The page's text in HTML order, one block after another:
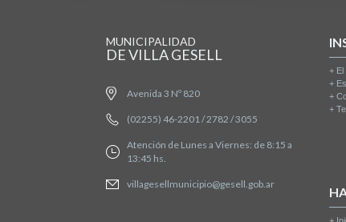
MUNICIPALIDAD
DE VILLA GESELL
Avenida 3 Nº 820
(02255) 46-2201 / 2782 / 3055
Atención de Lunes a Viernes: de 8:15 a
13:45 hs.
villagesellmunicipio@gesell.gob.ar
+
+
+
+